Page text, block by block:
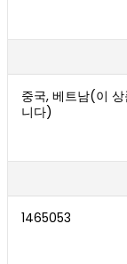
중국, 베트남(이
니다)
1465053